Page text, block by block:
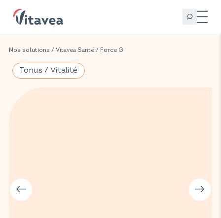
Nos solutions / Vitavea Santé / Force G
Tonus / Vitalité